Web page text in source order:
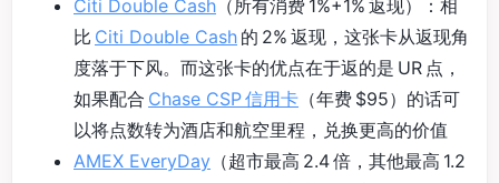
Citi Double Cash （所有消费 1%+1% 返现）：相
比 Citi Double Cash 的 2% 返现，这张卡从返现角
度落于下风。而这张卡的优点在于返的是 UR 点，
如果配合 Chase CSP 信用卡 （年费 $95）的话可
以将点数转为酒店和航空里程，兑换更高的价值
AMEX EveryDay （超市最高 2.4 倍，其他最高 1.2